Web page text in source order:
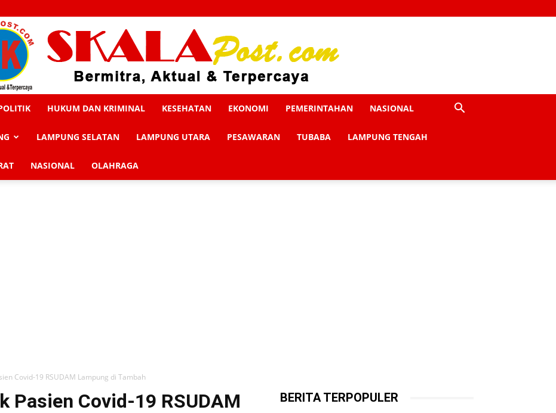
HUKUM DAN KRIMINAL KESEHATAN EKONOMI PEMERINTAHAN NASIONAL
LAMPUNG SELATAN LAMPUNG UTARA PESAWARAN TUBABA LAMPUNG TENGAH
NASIONAL OLAHRAGA
Covid-19 RSUDAM Lampung di Tambah
Pasien Covid-19 RSUDAM
BERITA TERPOPULER